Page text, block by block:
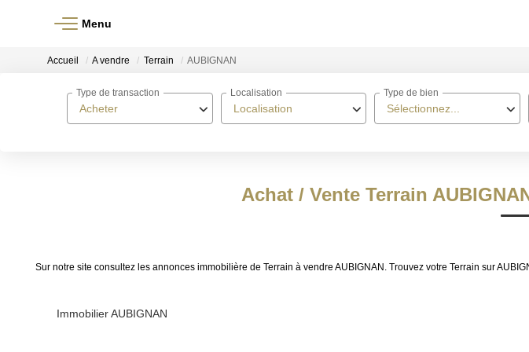
Menu
À
NOS
Accueil A vendre Terrain AUBIGNAN
Acheter
Type de transaction
Localisation
Localisation
Sélectionnez...
Type de bien
Achat / Vente Terrain
Sur notre site consultez les annonces immobilière de Terrain à vendre AUBIGNAN. Trouvez votre Terrain sur
Immobilier AUBIGNAN